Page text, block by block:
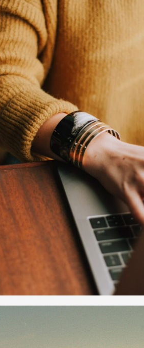
Tétrault LLP